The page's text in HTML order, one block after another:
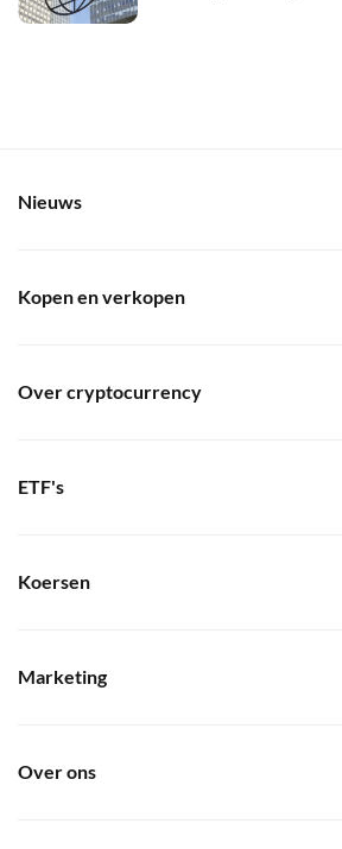
Nieuws
Kopen en verkopen
Over cryptocurrency
ETF's
Koersen
Marketing
Over ons